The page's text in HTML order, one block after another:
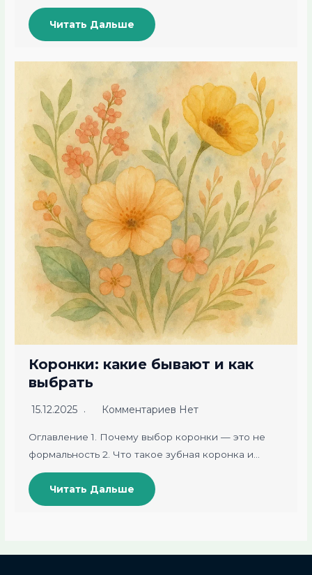
Читать Дальше
Коронки: какие бывают и как
выбрать
15.12.2025 Комментариев Нет
Оглавление 1. Почему выбор коронки — это не
формальность 2. Что такое зубная коронка и…
Читать Дальше